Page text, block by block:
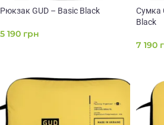
Рюкзак GUD – Basic Black
5 190 грн
Сумка
Black
7 190